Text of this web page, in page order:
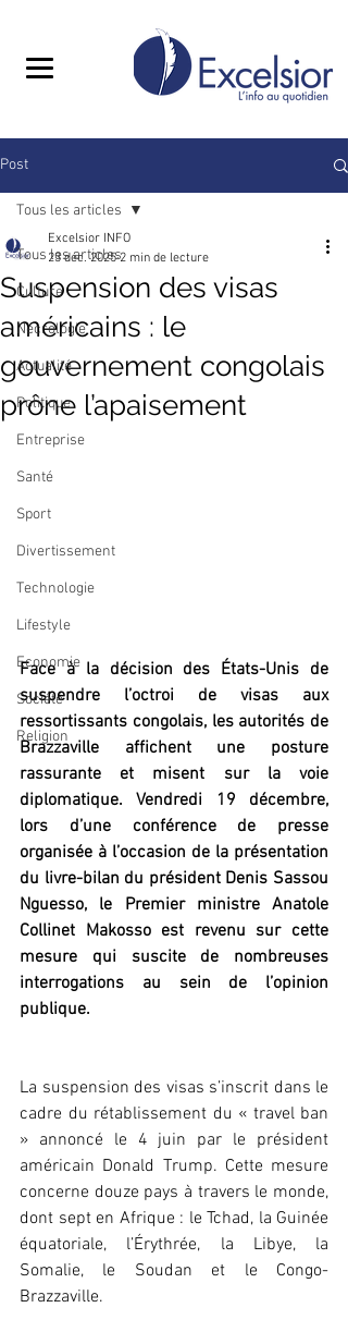
Post
Tous les articles
Culture
Nécrologie
Actualité
Politique
Entreprise
Santé
Sport
Divertissement
Technologie
Lifestyle
Economie
Société
Religion
Tous les articles
Suspension des visas
américains : le
gouvernement congolais
prône l’apaisement
Excelsior INFO
23 déc. 2025 2 min de lecture
Face à la décision des États-Unis de
suspendre l’octroi de visas aux
ressortissants congolais, les autorités de
Brazzaville affichent une posture
rassurante et misent sur la voie
diplomatique. Vendredi 19 décembre,
lors d’une conférence de presse
organisée à l’occasion de la présentation
du livre-bilan du président Denis Sassou
Nguesso, le Premier ministre Anatole
Collinet Makosso est revenu sur cette
mesure qui suscite de nombreuses
interrogations au sein de l’opinion
publique.
La suspension des visas s’inscrit dans le
cadre du rétablissement du « travel ban
» annoncé le 4 juin par le président
américain Donald Trump. Cette mesure
concerne douze pays à travers le monde,
dont sept en Afrique : le Tchad, la Guinée
équatoriale, l’Érythrée, la Libye, la
Somalie, le Soudan et le Congo-
Brazzaville.